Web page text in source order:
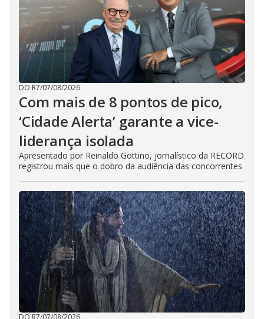
i
d
e
o
DO R7/07/08/2026
Com mais de 8 pontos de pico,
‘Cidade Alerta’ garante a vice-
liderança isolada
Apresentado por Reinaldo Gottino, jornalístico da RECORD
registrou mais que o dobro da audiência das concorrentes
DO R7/07/08/2026